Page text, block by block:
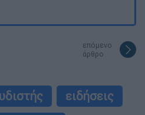
επόμενο
άρθρο
ειδήσεις